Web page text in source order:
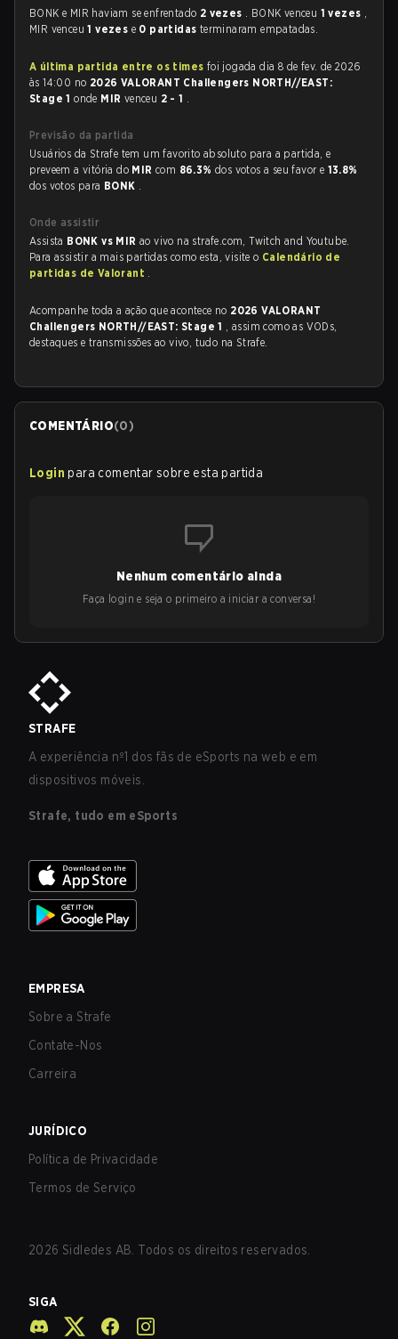
BONK e MIR haviam se enfrentado 2 vezes . BONK venceu 1 vezes ,
MIR venceu1 vezes e 0 partidas terminaram empatadas.
A última partida entre os times foi jogada dia 8 de fev. de 2026
às 14:00 no 2026 VALORANT Challengers NORTH//EAST:
Stage 1onde MIR venceu 2 - 1 .
Previsão da partida
Usuários da Strafe tem um favorito absoluto para a partida, e
preveem a vitória do MIRcom 86.3%dos votos a seu favor e 13.8%
dos votos para BONK .
Onde assistir
Assista BONK vs MIRao vivo na strafe.com, Twitch and Youtube.
Para assistir a mais partidas como esta, visite o Calendário de
partidas de Valorant .
Acompanhe toda a ação que acontece no 2026 VALORANT
Challengers NORTH//EAST: Stage 1 , assim como as VODs,
destaques e transmissões ao vivo, tudo na Strafe.
COMENTÁRIO(0)
Login para comentar sobre esta partida
Nenhum comentário ainda
Faça login e seja o primeiro a iniciar a conversa!
STRAFE
A experiência nº1 dos fãs de eSports na web e em
dispositivos móveis.
Strafe, tudo em eSports
EMPRESA
Sobre a Strafe
Contate-Nos
Carreira
JURÍDICO
Política de Privacidade
Termos de Serviço
2026 Sidledes AB. Todos os direitos reservados.
SIGA